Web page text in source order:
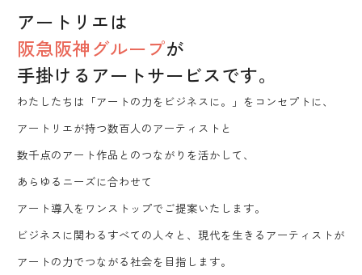
アートリエは
阪急阪神グループが
手掛けるアートサービスです。
わたしたちは「アートの力をビジネスに。」をコンセプトに、
アートリエが持つ数百人のアーティストと
数千点のアート作品とのつながりを活かして、
あらゆるニーズに合わせて
アート導入をワンストップでご提案いたします。
ビジネスに関わるすべての人々と、現代を生きるアーティストが
アートの力でつながる社会を目指します。